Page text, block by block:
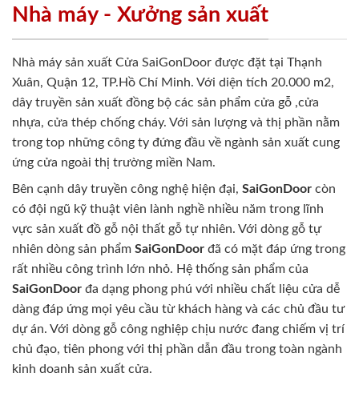
Nhà máy - Xưởng sản xuất
Nhà máy sản xuất Cửa SaiGonDoor được đặt tại Thạnh
Xuân, Quận 12, TP.Hồ Chí Minh. Với diện tích 20.000 m2,
dây truyền sản xuất đồng bộ các sản phẩm cửa gỗ ,cửa
nhựa, cửa thép chống cháy. Với sản lượng và thị phần nằm
trong top những công ty đứng đầu về ngành sản xuất cung
ứng cửa ngoài thị trường miền Nam.
Bên cạnh dây truyền công nghệ hiện đại, SaiGonDoor còn
có đội ngũ kỹ thuật viên lành nghề nhiều năm trong lĩnh
vực sản xuất đồ gỗ nội thất gỗ tự nhiên. Với dòng gỗ tự
nhiên dòng sản phẩm SaiGonDoor đã có mặt đáp ứng trong
rất nhiều công trình lớn nhỏ. Hệ thống sản phẩm của
SaiGonDoor đa dạng phong phú với nhiều chất liệu cửa dễ
dàng đáp ứng mọi yêu cầu từ khách hàng và các chủ đầu tư
dự án. Với dòng gỗ công nghiệp chịu nước đang chiếm vị trí
chủ đạo, tiên phong với thị phần dẫn đầu trong toàn ngành
kinh doanh sản xuất cửa.